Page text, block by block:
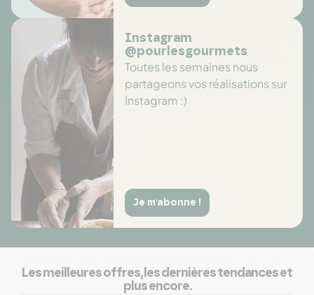
Instagram
@pourlesgourmets
Toutes les semaines nous
partageons vos réalisations sur
Instagram :)
Je m'abonne !
Les meilleures offres, les dernières tendances et
plus encore.